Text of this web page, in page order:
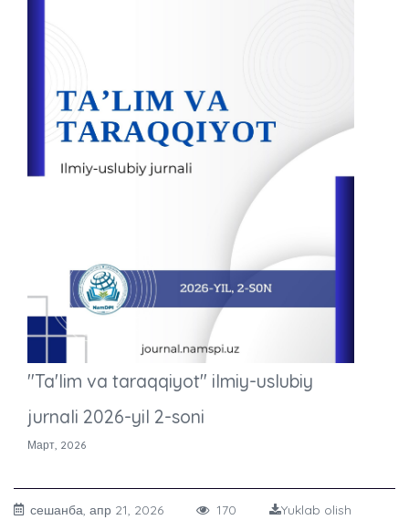
"Ta'lim va taraqqiyot" ilmiy-uslubiy
jurnali 2026-yil 2-soni
Март, 2026
сешанба, апр 21, 2026 170 Yuklab olish